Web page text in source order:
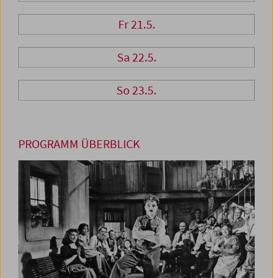
Fr 21.5.
Sa 22.5.
So 23.5.
PROGRAMM ÜBERBLICK